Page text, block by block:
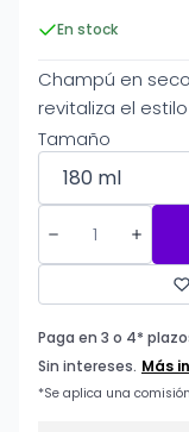
En stock
Champú en
revitaliza el
Tamaño